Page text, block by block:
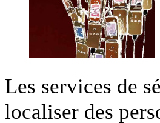
Les services de
localiser des